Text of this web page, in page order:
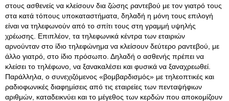
στους ασθενείς να κλείσουν δια ζώσης ραντεβού με τον γιατρό τους
στα κατά τόπους υποκαταστήματα, δηλαδή η μόνη τους επιλογή
είναι να τηλεφωνούν από το σπίτι τους στη γραμμή υψηλής
χρέωσης . Επιπλέον, τα τηλεφωνικά κέντρα των εταιριών
αρνούνταν στο ίδιο τηλεφώνημα να κλείσουν δεύτερο ραντεβού, με
άλλο γιατρό, στο ίδιο πρόσωπο. Δηλαδή ο ασθενής πρέπει να
κλείσει το τηλέφωνο, να ξανακαλέσει και φυσικά να ξαναχρεωθεί.
Παράλληλα, ο συνεχιζόμενος «βομβαρδισμός» με τηλεοπτικές και
ραδιοφωνικές διαφημίσεις από τις εταιρείες των πενταψήφιων
αριθμών, καταδεικνύει και το μέγεθος των κερδών που αποκομίζουν